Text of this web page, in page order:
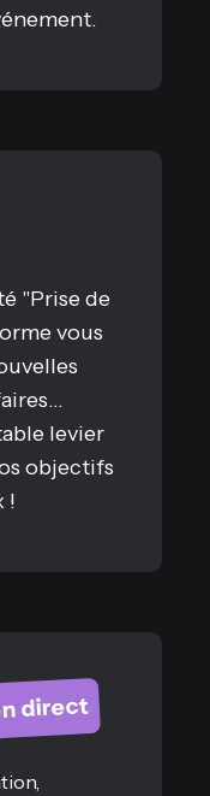
"Prise de
vous
levier
objectifs
!
direct